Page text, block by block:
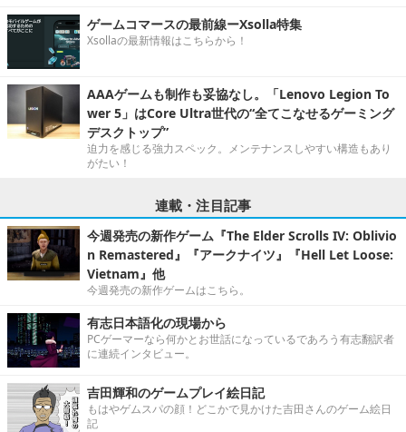
ゲームコマースの最前線ーXsolla特集
Xsollaの最新情報はこちらから！
AAAゲームも制作も妥協なし。「Lenovo Legion To
wer 5」はCore Ultra世代の“全てこなせるゲーミング
デスクトップ”
迫力を感じる強力スペック。メンテナンスしやすい構造もあり
がたい！
連載・注目記事
今週発売の新作ゲーム『The Elder Scrolls IV: Oblivio
n Remastered』『アークナイツ』『Hell Let Loose:
Vietnam』他
今週発売の新作ゲームはこちら。
有志日本語化の現場から
PCゲーマーなら何かとお世話になっているであろう有志翻訳者
に連続インタビュー。
吉田輝和のゲームプレイ絵日記
もはやゲムスパの顔！どこかで見かけた吉田さんのゲーム絵日
記